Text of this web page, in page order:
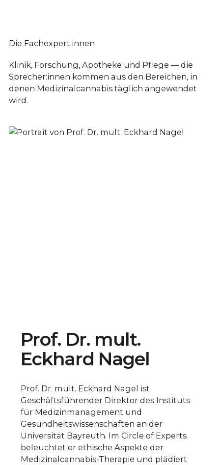
Die Fachexpert:innen
Klinik, Forschung, Apotheke und Pflege — die
Sprecher:innen kommen aus den Bereichen, in
denen Medizinalcannabis täglich angewendet
wird.
Prof. Dr. mult.
Eckhard Nagel
Prof. Dr. mult. Eckhard Nagel ist
Geschäftsführender Direktor des Instituts
für Medizinmanagement und
Gesundheitswissenschaften an der
Universität Bayreuth. Im Circle of Experts
beleuchtet er ethische Aspekte der
Medizinalcannabis-Therapie und plädiert